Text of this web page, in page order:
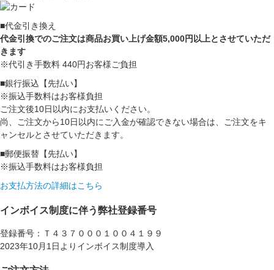
■代金引き換え
代金引換でのご注文は商品お買い上げ金額5,000円以上とさせていただ
きます
※代引き手数料 440円お客様ご負担
■銀行振込【先払い】
※振込手数料はお客様負担
ご注文後10日以内にお支払いください。
尚、ご注文から10日以内にご入金が確認できない場合は、ご注文をキ
ャンセルとさせていただきます。
■郵便振替【先払い】
※振込手数料はお客様負担
お支払方法の詳細はこちら
インボイス制度に伴う弊社登録番号
登録番号：Ｔ４３７０００１００４１９９
2023年10月1日よりインボイス制度導入